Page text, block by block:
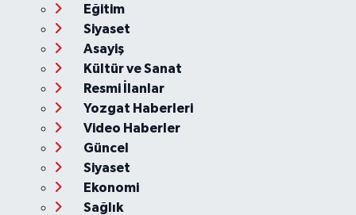
Eğitim
Siyaset
Asayiş
Kültür ve Sanat
Resmi İlanlar
Yozgat Haberleri
Video Haberler
Güncel
Siyaset
Ekonomi
Sağlık